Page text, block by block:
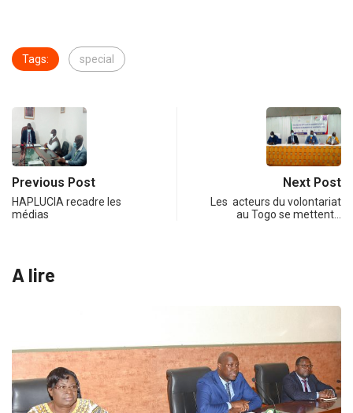
Tags: special
Previous Post
HAPLUCIA recadre les
médias
Next Post
Les acteurs du volontariat
au Togo se mettent…
A lire